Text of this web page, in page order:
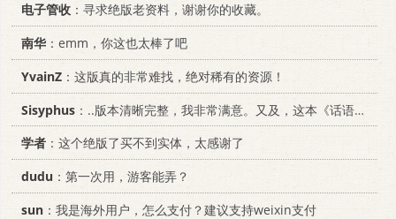
电子管收 ：寻求绝版老资料，谢谢你的收藏。
南华：emm，你这也太棒了吧
YvainZ ：这版真的非常难找，绝对稀有的资源！
Sisyphus ：..版本清晰完整，我非常满意。又及，这本《话语的真相》...
学者 ：这个绝版了买不到实体，太感谢了
dudu ：第一次用，游客能弄？
sun ：我是海外用户，怎么支付？建议支持weixin支付